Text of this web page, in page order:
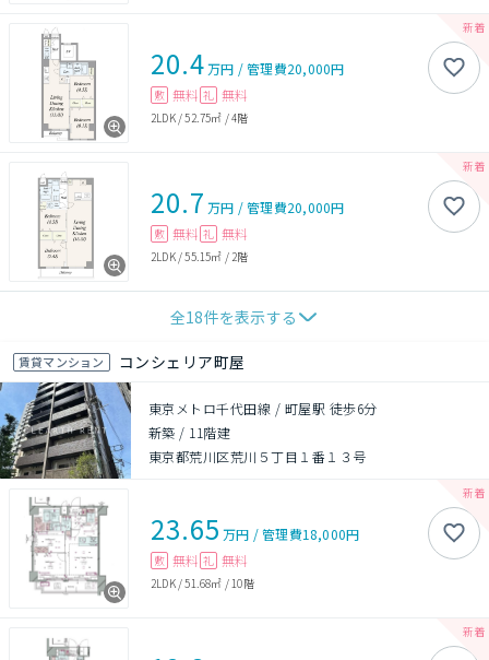
20.4万円 /管理費20,000円
敷 無料 礼 無料
2LDK/52.75㎡ /4階
20.7 万円 /管理費20,000円
敷 無料 礼 無料
2LDK/55.15㎡ / 2階
全18件を表示する
賃貸マンション コンシェリア町屋
東京メトロ千代田線 / 町屋駅 徒歩6分
新築 / 11階建
東京都荒川区荒川５丁目１番１３号
23.65 万円 /管理費18,000円
敷 無料 礼 無料
2LDK/51.68㎡ / 10階